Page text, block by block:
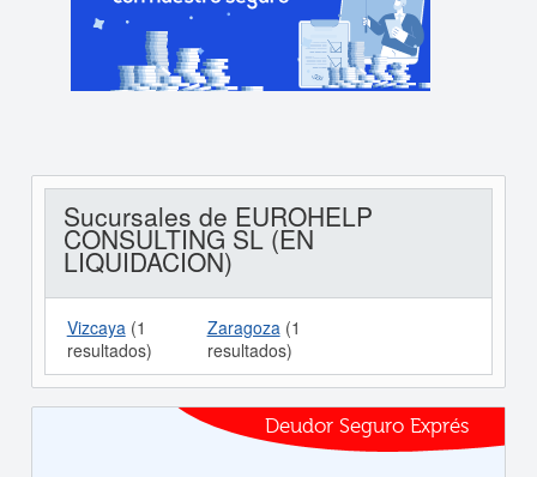
Sucursales de EUROHELP
CONSULTING SL (EN
LIQUIDACION)
Vizcaya(1
resultados)
Zaragoza(1
resultados)
Deudor Seguro Exprés